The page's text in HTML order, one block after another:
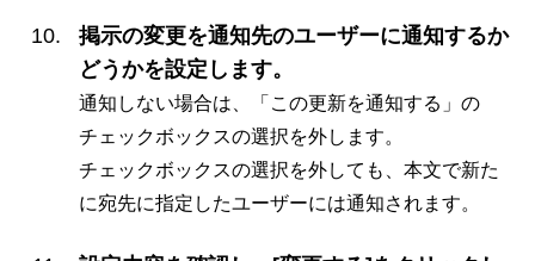
掲示の変更を通知先のユーザーに通知するか
どうかを設定します。
通知しない場合は、「この更新を通知する」の
チェックボックスの選択を外します。
チェックボックスの選択を外しても、本文で新た
に宛先に指定したユーザーには通知されます。